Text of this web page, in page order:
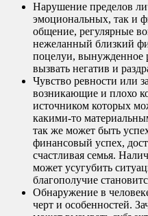
Нарушение пределов
эмоциональных, так и
общение, регулярные
нежеланный близкий
поцелуи, вынужденное
вызвать негатив и
Чувство ревности или
возникающие и плохо
источником которых
какими-то
так же может быть
финансовый успех,
счастливая семья.
может усугубить
благополучие
Обнаружение в
черт и особенностей.